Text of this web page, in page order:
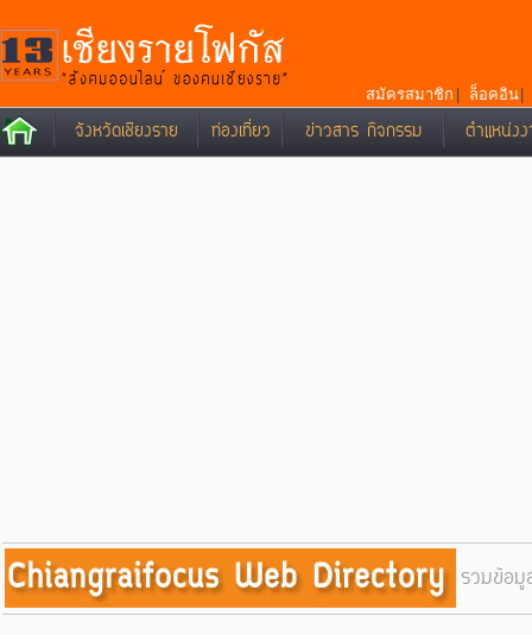
สมัครสมาชิก ล็อคอิน
จังหวัดเชียงราย ท่องเที่ยว ข่าวสาร กิจกรรม ตำแหน่ง
รวมข้อมู